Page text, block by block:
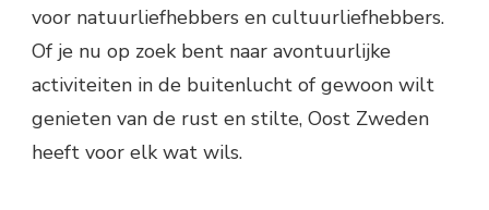
voor natuurliefhebbers en cultuurliefhebbers.
Of je nu op zoek bent naar avontuurlijke
activiteiten in de buitenlucht of gewoon wilt
genieten van de rust en stilte, Oost Zweden
heeft voor elk wat wils.